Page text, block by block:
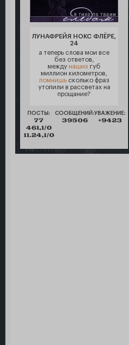
ЛУНАФРЕЙЯ НОКС ФЛЁРЕ,
24
а теперь слова мои все
без ответов,
между наших губ
миллион километров,
помнишьсколько фраз
утопили в рассветах на
прощание?
ПОСТЫ:
77
461,1/0
11.24,1/0
СООБЩЕНИЙ:
39506
УВАЖЕНИЕ:
+9423